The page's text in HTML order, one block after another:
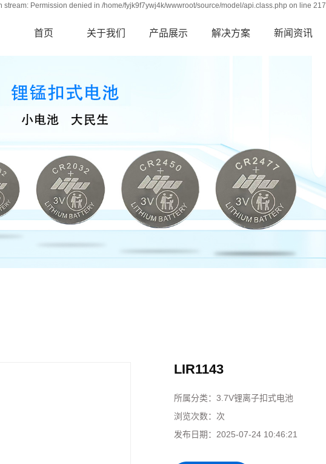
Permission denied in /home/fyjk9f7ywj4k/wwwroot/source/model/api.class.php on line 217
首页 关于我们 产品展示 解决方案 新闻资讯
LIR1143
所属分类： 3.7V锂离子扣式电池
浏览次数： 次
发布日期： 2025-07-24 10:46:21